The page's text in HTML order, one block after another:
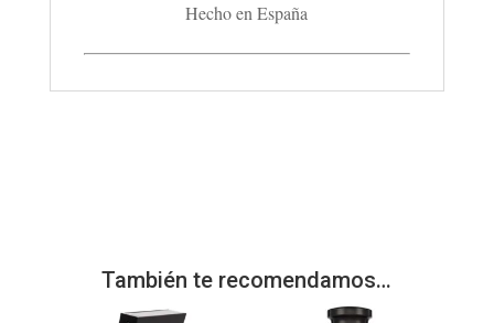
Hecho en España
También te recomendamos…